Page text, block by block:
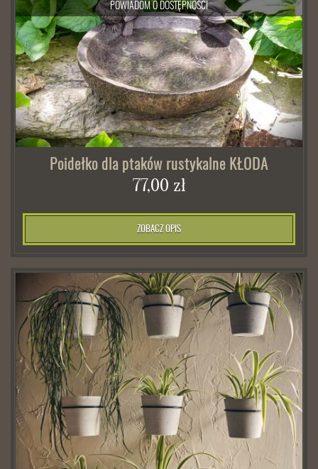
POWIADOM O DOSTĘPNOŚCI
Poidełko dla ptaków rustykalne KŁODA
77,00 zł
ZOBACZ OPIS